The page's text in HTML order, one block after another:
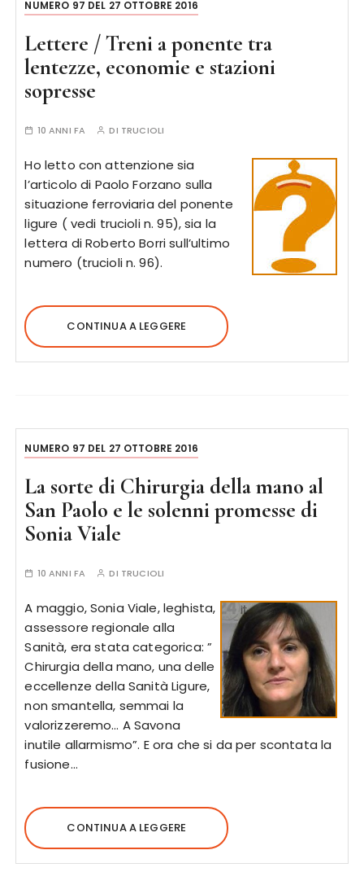
NUMERO 97 DEL 27 OTTOBRE 2016
Lettere / Treni a ponente tra
lentezze, economie e stazioni
sopresse
10 ANNI FA DI TRUCIOLI
Ho letto con attenzione sia
l’articolo di Paolo Forzano sulla
situazione ferroviaria del ponente
ligure ( vedi trucioli n. 95), sia la
lettera di Roberto Borri sull’ultimo
numero (trucioli n. 96).
CONTINUA A LEGGERE
NUMERO 97 DEL 27 OTTOBRE 2016
La sorte di Chirurgia della mano al
San Paolo e le solenni promesse di
Sonia Viale
10 ANNI FA DI TRUCIOLI
A maggio, Sonia Viale, leghista,
assessore regionale alla
Sanità, era stata categorica: ”
Chirurgia della mano, una delle
eccellenze della Sanità Ligure,
non smantella, semmai la
valorizzeremo… A Savona
inutile allarmismo”. E ora che si da per scontata la
fusione…
CONTINUA A LEGGERE